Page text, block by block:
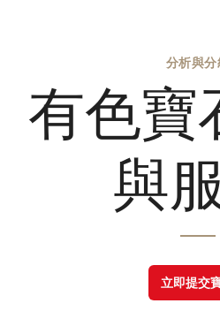
分析與分
有色寶
與
立即提交